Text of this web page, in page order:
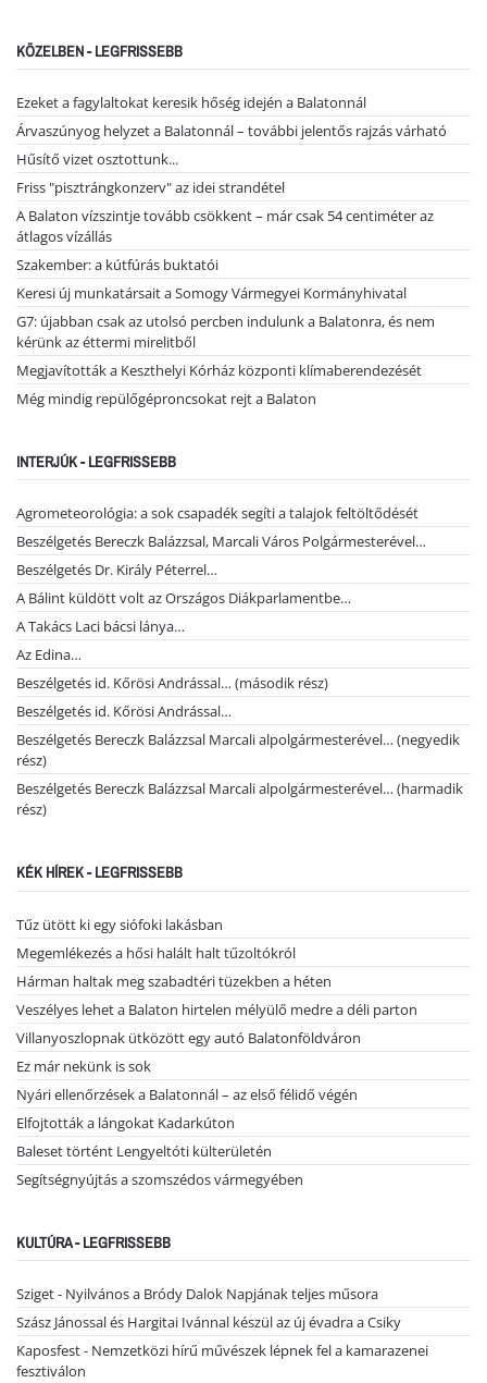
KÖZELBEN - LEGFRISSEBB
Ezeket a fagylaltokat keresik hőség idején a Balatonnál
Árvaszúnyog helyzet a Balatonnál – további jelentős rajzás várható
Hűsítő vizet osztottunk...
Friss "pisztrángkonzerv" az idei strandétel
A Balaton vízszintje tovább csökkent – már csak 54 centiméter az
átlagos vízállás
Szakember: a kútfúrás buktatói
Keresi új munkatársait a Somogy Vármegyei Kormányhivatal
G7: újabban csak az utolsó percben indulunk a Balatonra, és nem
kérünk az éttermi mirelitből
Megjavították a Keszthelyi Kórház központi klímaberendezését
Még mindig repülőgéproncsokat rejt a Balaton
INTERJÚK - LEGFRISSEBB
Agrometeorológia: a sok csapadék segíti a talajok feltöltődését
Beszélgetés Bereczk Balázzsal, Marcali Város Polgármesterével…
Beszélgetés Dr. Király Péterrel…
A Bálint küldött volt az Országos Diákparlamentbe…
A Takács Laci bácsi lánya…
Az Edina…
Beszélgetés id. Kőrösi Andrással… (második rész)
Beszélgetés id. Kőrösi Andrással…
Beszélgetés Bereczk Balázzsal Marcali alpolgármesterével… (negyedik
rész)
Beszélgetés Bereczk Balázzsal Marcali alpolgármesterével… (harmadik
rész)
KÉK HÍREK - LEGFRISSEBB
Tűz ütött ki egy siófoki lakásban
Megemlékezés a hősi halált halt tűzoltókról
Hárman haltak meg szabadtéri tüzekben a héten
Veszélyes lehet a Balaton hirtelen mélyülő medre a déli parton
Villanyoszlopnak ütközött egy autó Balatonföldváron
Ez már nekünk is sok
Nyári ellenőrzések a Balatonnál – az első félidő végén
Elfojtották a lángokat Kadarkúton
Baleset történt Lengyeltóti külterületén
Segítségnyújtás a szomszédos vármegyében
KULTÚRA - LEGFRISSEBB
Sziget - Nyilvános a Bródy Dalok Napjának teljes műsora
Szász Jánossal és Hargitai Ivánnal készül az új évadra a Csiky
Kaposfest - Nemzetközi hírű művészek lépnek fel a kamarazenei
fesztiválon